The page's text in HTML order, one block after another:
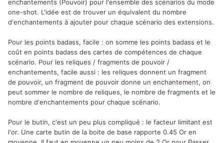
enchantements (Pouvoir) pour l'ensemble des scénarios du mode
one-shot. L'idée est de trouver un équivalent du nombre
d'enchantements à ajouter pour chaque scénario des extensions.
Pour les points badass, facile : on somme les points badass et le
coût en points badass des cartes de compétences de chaque
scénario. Pour les reliques / fragments de pouvoir /
enchantements, facile aussi : les reliques donnent un fragment
de pouvoir, un fragment de pouvoir donne un enchantement, on
peut sommer le nombre de reliques, le nombre de fragments et le
nombre d'enchantements pour chaque scénario.
Pour le butin, c'est un peu plus compliqué : le facteur limitant est
l'or. Une carte butin de la boite de base rapporte 0.45 Or en